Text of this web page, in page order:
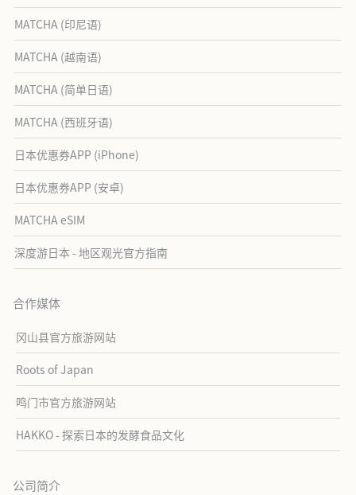
MATCHA (印尼语)
MATCHA (越南语)
MATCHA (简单日语)
MATCHA (西班牙语)
日本优惠券APP (iPhone)
日本优惠券APP (安卓)
MATCHA eSIM
深度游日本 - 地区观光官方指南
合作媒体
冈山县官方旅游网站
Roots of Japan
鸣门市官方旅游网站
HAKKO - 探索日本的发酵食品文化
公司简介